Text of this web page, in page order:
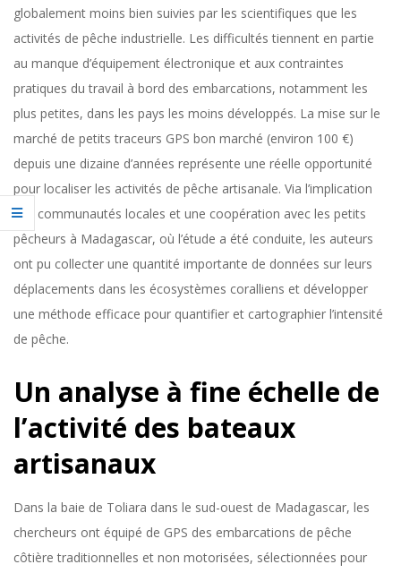
globalement moins bien suivies par les scientifiques que les
activités de pêche industrielle. Les difficultés tiennent en partie
au manque d’équipement électronique et aux contraintes
pratiques du travail à bord des embarcations, notamment les
plus petites, dans les pays les moins développés. La mise sur le
marché de petits traceurs GPS bon marché (environ 100 €)
depuis une dizaine d’années représente une réelle opportunité
pour localiser les activités de pêche artisanale. Via l’implication
des communautés locales et une coopération avec les petits
pêcheurs à Madagascar, où l’étude a été conduite, les auteurs
ont pu collecter une quantité importante de données sur leurs
déplacements dans les écosystèmes coralliens et développer
une méthode efficace pour quantifier et cartographier l’intensité
de pêche.
Un analyse à fine échelle de
l’activité des bateaux
artisanaux
Dans la baie de Toliara dans le sud-ouest de Madagascar, les
chercheurs ont équipé de GPS des embarcations de pêche
côtière traditionnelles et non motorisées, sélectionnées pour